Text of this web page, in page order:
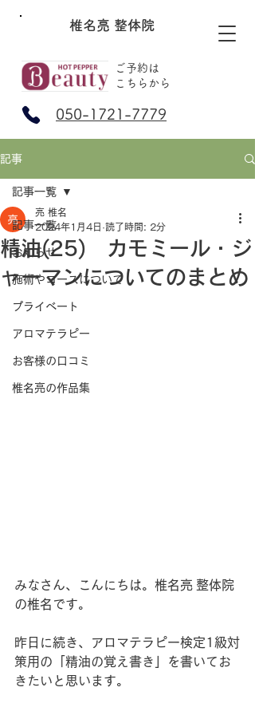
椎名亮 整体院
ご予約は
​こちらから
050-1721-7779
記事
記事一覧
お知らせ
施術やコースについて
プライベート
アロマテラピー
お客様の口コミ
椎名亮の作品集
記事一覧
精油(25) カモミール・ジ
ャーマンについてのまとめ
亮 椎名
2024年1月4日 読了時間: 2分
みなさん、こんにちは。椎名亮 整体院
の椎名です。
昨日に続き、アロマテラピー検定1級対
策用の「精油の覚え書き」を書いてお
きたいと思います。